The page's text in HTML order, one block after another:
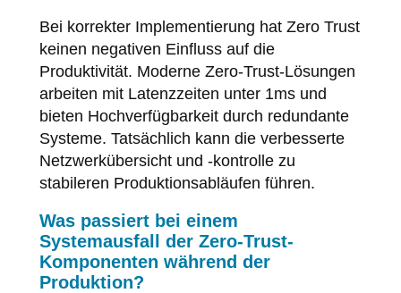
Bei korrekter Implementierung hat Zero Trust
keinen negativen Einfluss auf die
Produktivität. Moderne Zero-Trust-Lösungen
arbeiten mit Latenzzeiten unter 1ms und
bieten Hochverfügbarkeit durch redundante
Systeme. Tatsächlich kann die verbesserte
Netzwerkübersicht und -kontrolle zu
stabileren Produktionsabläufen führen.
Was passiert bei einem
Systemausfall der Zero-Trust-
Komponenten während der
Produktion?